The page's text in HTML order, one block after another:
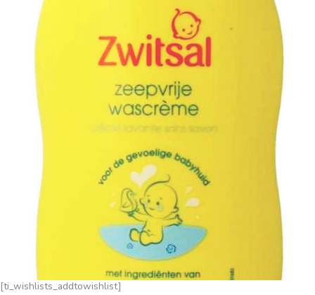
[ti_wishlists_addtowishlist]